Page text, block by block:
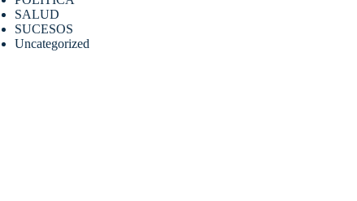
SALUD
SUCESOS
Uncategorized